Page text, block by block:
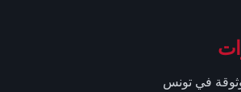
في تونس